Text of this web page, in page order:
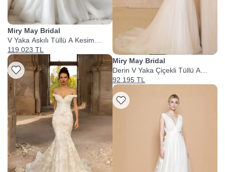
Miry May Bridal
V Yaka Askılı Tüllü A Kesim
Gelinlik
119.023 TL
Miry May Bridal
Derin V Yaka Çiçekli Tüllü A
Kesim Gelinlik
92.195 TL